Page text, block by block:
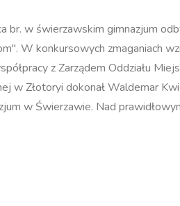
br. w świerzawskim gimnazjum
W konkursowych zmaganiach
z Zarządem Oddziału
w Złotoryi dokonał Waldemar
w Świerzawie. Nad